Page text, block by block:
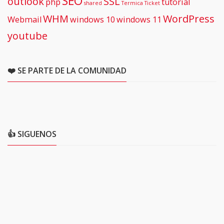
shared Termica Ticket
WebmailWHM windows 10windows 11 WordPress
youtube
❤️ SE PARTE DE LA COMUNIDAD
👍 SIGUENOS